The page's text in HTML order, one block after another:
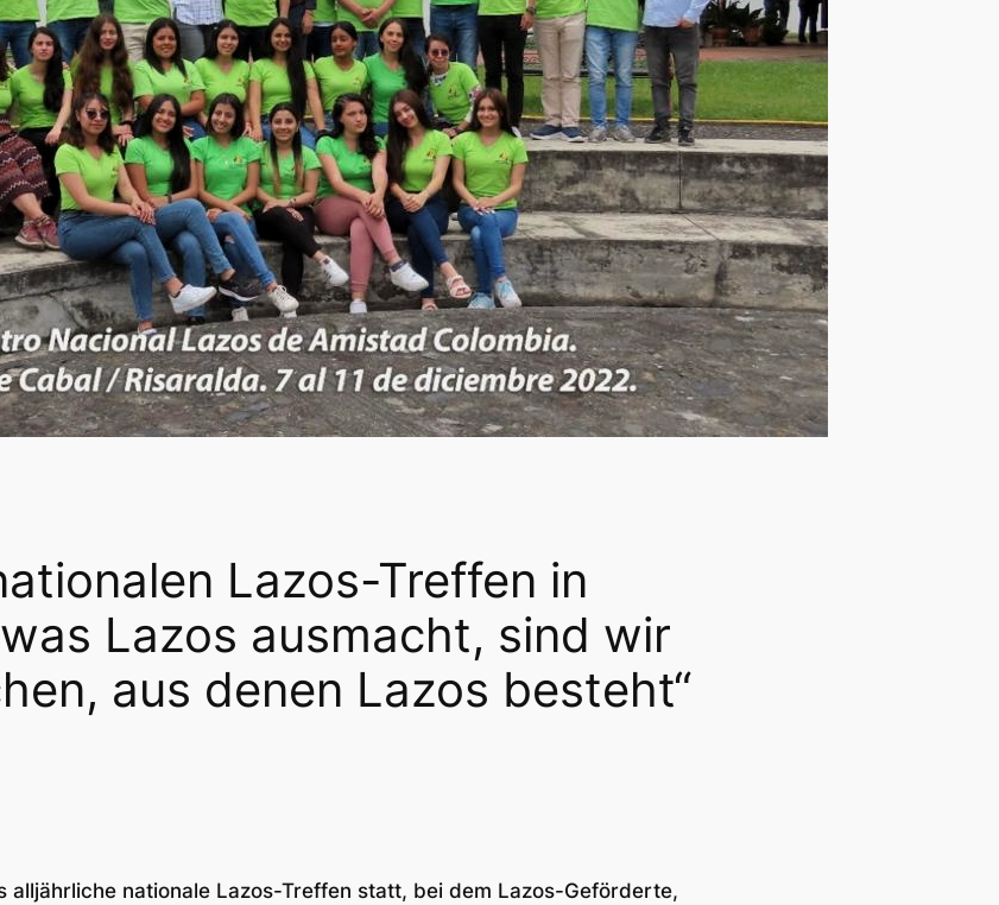
Lazos-Treffen in
Lazos ausmacht, sind wir
aus denen Lazos besteht“
alljährliche nationale Lazos-Treffen statt, bei dem Lazos-Geförderte,